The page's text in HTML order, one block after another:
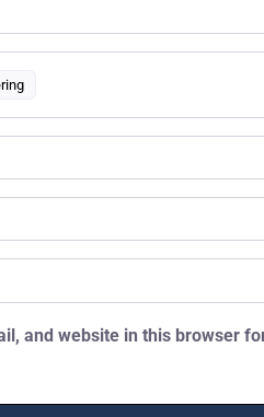
and website in this browser